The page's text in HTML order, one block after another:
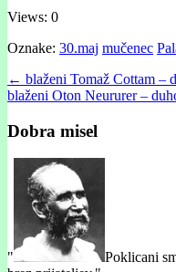
Views: 0
Oznake: 30.maj mučenec
Post
navigation
← blaženi Tomaž Cottam –
blaženi Oton Neururer –
Dobra misel
"
Poklicani